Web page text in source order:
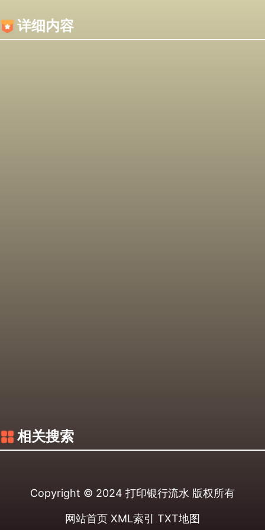
详细内容
相关搜索
Copyright © 2024 打印银行流水 版权所有
网站首页 XML索引 TXT地图